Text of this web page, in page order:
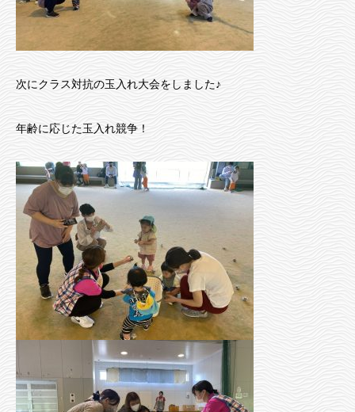
次にクラス対抗の玉入れ大会をしました♪
年齢に応じた玉入れ競争！